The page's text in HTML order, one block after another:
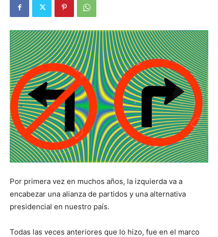
Por primera vez en muchos años, la izquierda va a
encabezar una alianza de partidos y una alternativa
presidencial en nuestro país.
Todas las veces anteriores que lo hizo, fue en el marco